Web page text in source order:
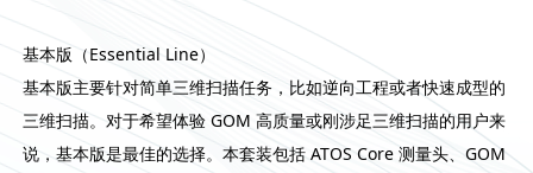
基本版（Essential Line）
基本版主要针对简单三维扫描任务，比如逆向工程或者快速成型的
三维扫描。对于希望体验 GOM 高质量或刚涉足三维扫描的用户来
说，基本版是最佳的选择。本套装包括 ATOS Core 测量头、GOM